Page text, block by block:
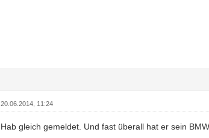
20.06.2014, 11:24
Hab gleich gemeldet. Und fast überall hat er sein